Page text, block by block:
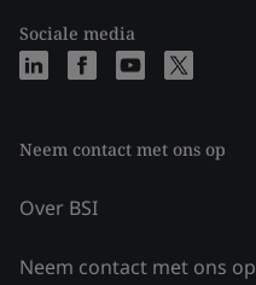
Sociale media
Neem contact met ons op
Over BSI
Neem contact met ons op